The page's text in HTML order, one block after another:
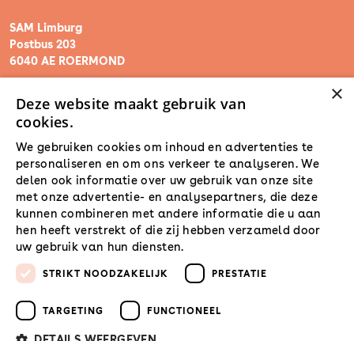
SAM Limburg
Postbus 203
6040 AE ROERMOND
steunpunt@sam-limburg.nl
0475-399281
×
Deze website maakt gebruik van
cookies.
We gebruiken cookies om inhoud en advertenties te
personaliseren en om ons verkeer te analyseren. We
delen ook informatie over uw gebruik van onze site
met onze advertentie- en analysepartners, die deze
kunnen combineren met andere informatie die u aan
hen heeft verstrekt of die zij hebben verzameld door
uw gebruik van hun diensten.
STRIKT NOODZAKELIJK PRESTATIE
TARGETING FUNCTIONEEL